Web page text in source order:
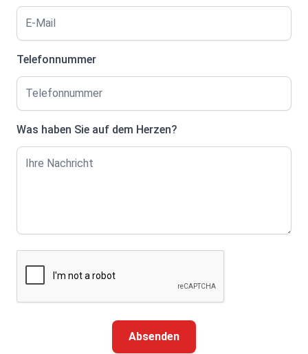
Telefonnummer
Was haben Sie auf dem Herzen?
Absenden